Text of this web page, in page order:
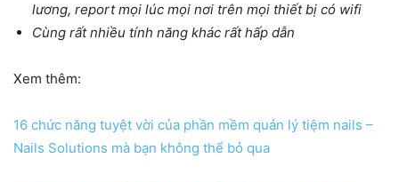
lương, report mọi lúc mọi nơi trên mọi thiết bị có wifi
Cùng rất nhiều tính năng khác rất hấp dẫn
Xem thêm:
16 chức năng tuyệt vời của phần mềm quản lý tiệm nails –
Nails Solutions mà bạn không thể bỏ qua